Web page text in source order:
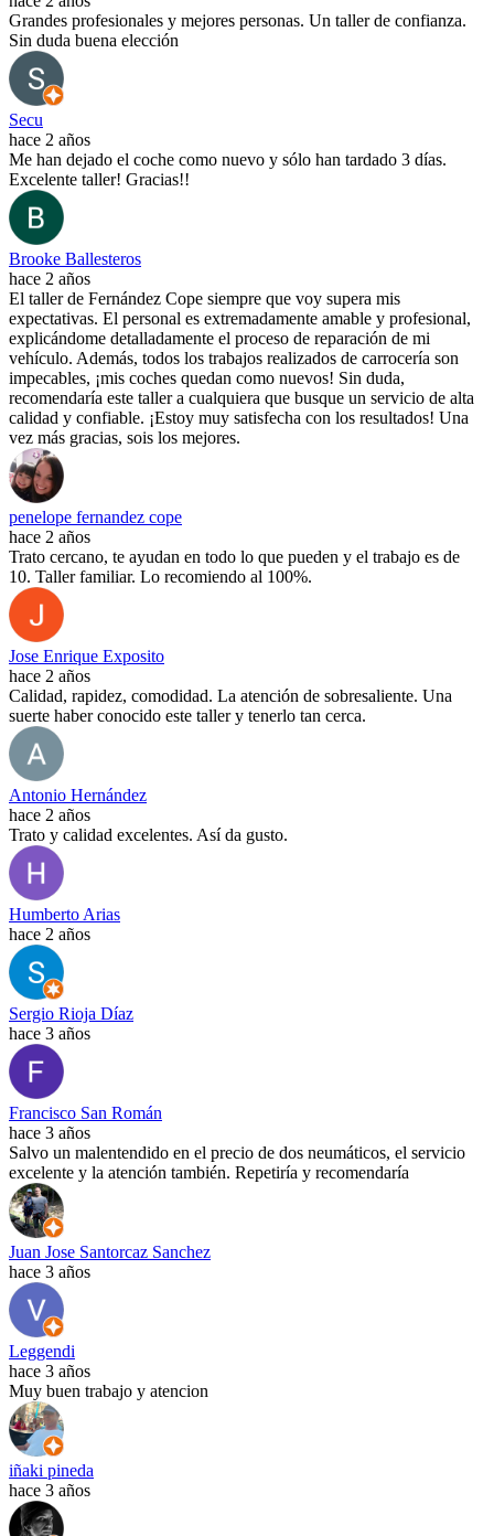
Grandes profesionales y mejores personas. Un taller de confianza.
Sin duda buena elección
Secu
hace 2 años
Me han dejado el coche como nuevo y sólo han tardado 3 días.
Excelente taller! Gracias!!
Brooke Ballesteros
hace 2 años
El taller de Fernández Cope siempre que voy supera mis
expectativas. El personal es extremadamente amable y profesional,
explicándome detalladamente el proceso de reparación de mi
vehículo. Además, todos los trabajos realizados de carrocería son
impecables, ¡mis coches quedan como nuevos! Sin duda,
recomendaría este taller a cualquiera que busque un servicio de alta
calidad y confiable. ¡Estoy muy satisfecha con los resultados! Una
vez más gracias, sois los mejores.
penelope fernandez cope
hace 2 años
Trato cercano, te ayudan en todo lo que pueden y el trabajo es de
10. Taller familiar. Lo recomiendo al 100%.
Jose Enrique Exposito
hace 2 años
Calidad, rapidez, comodidad. La atención de sobresaliente. Una
suerte haber conocido este taller y tenerlo tan cerca.
Antonio Hernández
hace 2 años
Trato y calidad excelentes. Así da gusto.
Humberto Arias
hace 2 años
Sergio Rioja Díaz
hace 3 años
Francisco San Román
hace 3 años
Salvo un malentendido en el precio de dos neumáticos, el servicio
excelente y la atención también. Repetiría y recomendaría
Juan Jose Santorcaz Sanchez
hace 3 años
Leggendi
hace 3 años
Muy buen trabajo y atencion
iñaki pineda
hace 3 años